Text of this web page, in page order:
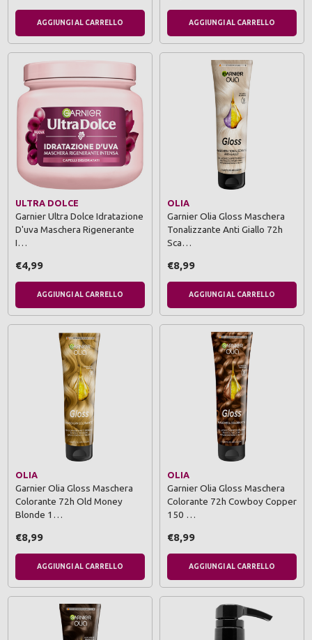
AGGIUNGI AL CARRELLO AGGIUNGI AL CARRELLO
ULTRA DOLCE
Garnier Ultra Dolce Idratazione
D'uva Maschera Rigenerante
I…
€4,99
AGGIUNGI AL CARRELLO
OLIA
Garnier Olia Gloss Maschera
Tonalizzante Anti Giallo 72h
Sca…
€8,99
AGGIUNGI AL CARRELLO
OLIA
Garnier Olia Gloss Maschera
Colorante 72h Old Money
Blonde 1…
€8,99
AGGIUNGI AL CARRELLO
OLIA
Garnier Olia Gloss Maschera
Colorante 72h Cowboy Copper
150 …
€8,99
AGGIUNGI AL CARRELLO